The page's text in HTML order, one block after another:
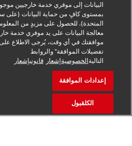
إعدادات ملفات تعريف الارتباط
2026 © - جميع الحقوق محفوظة
البيانات إلى موفري خدمة خارجيين
بمستوى كافٍ من حماية البيانات (على
المتحدة). للحصول على مزيدٍ من
معالجة البيانات على يد موفري خدمة
موافقتك في أي وقت، يُرجى الاطلاع
تفضيلات الموافقة" والروابط
التالية الخصوصيةإشعار قانونيإشعار
إعدادات الموافقة
الكلقبول